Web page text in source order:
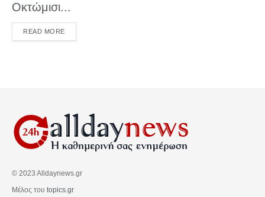
Οκτώμισι...
READ MOREDETAILS
© 2023 Alldaynews.gr
Μέλος του topics.gr